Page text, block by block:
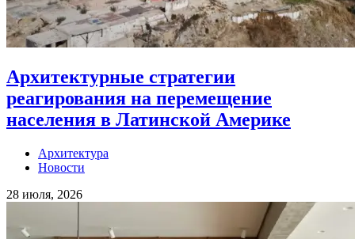
Архитектурные стратегии
реагирования на перемещение
населения в Латинской Америке
Архитектура
Новости
28 июля, 2026